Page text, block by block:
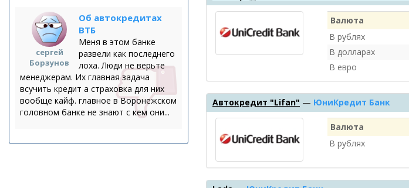
сергей
Борзунов
Об автокредитах
ВТБ
Меня в этом банке
развели как последнего
лоха. Люди не верьте
менеджерам. Их главная задача
всучить кредит а страховка для них
вообще кайф. главное в Воронежском
головном банке не знают с кем они...
Валюта
В рублях
В долларах
В евро
Автокредит "Lifan" — ЮниКредит Банк
Валюта
В рублях